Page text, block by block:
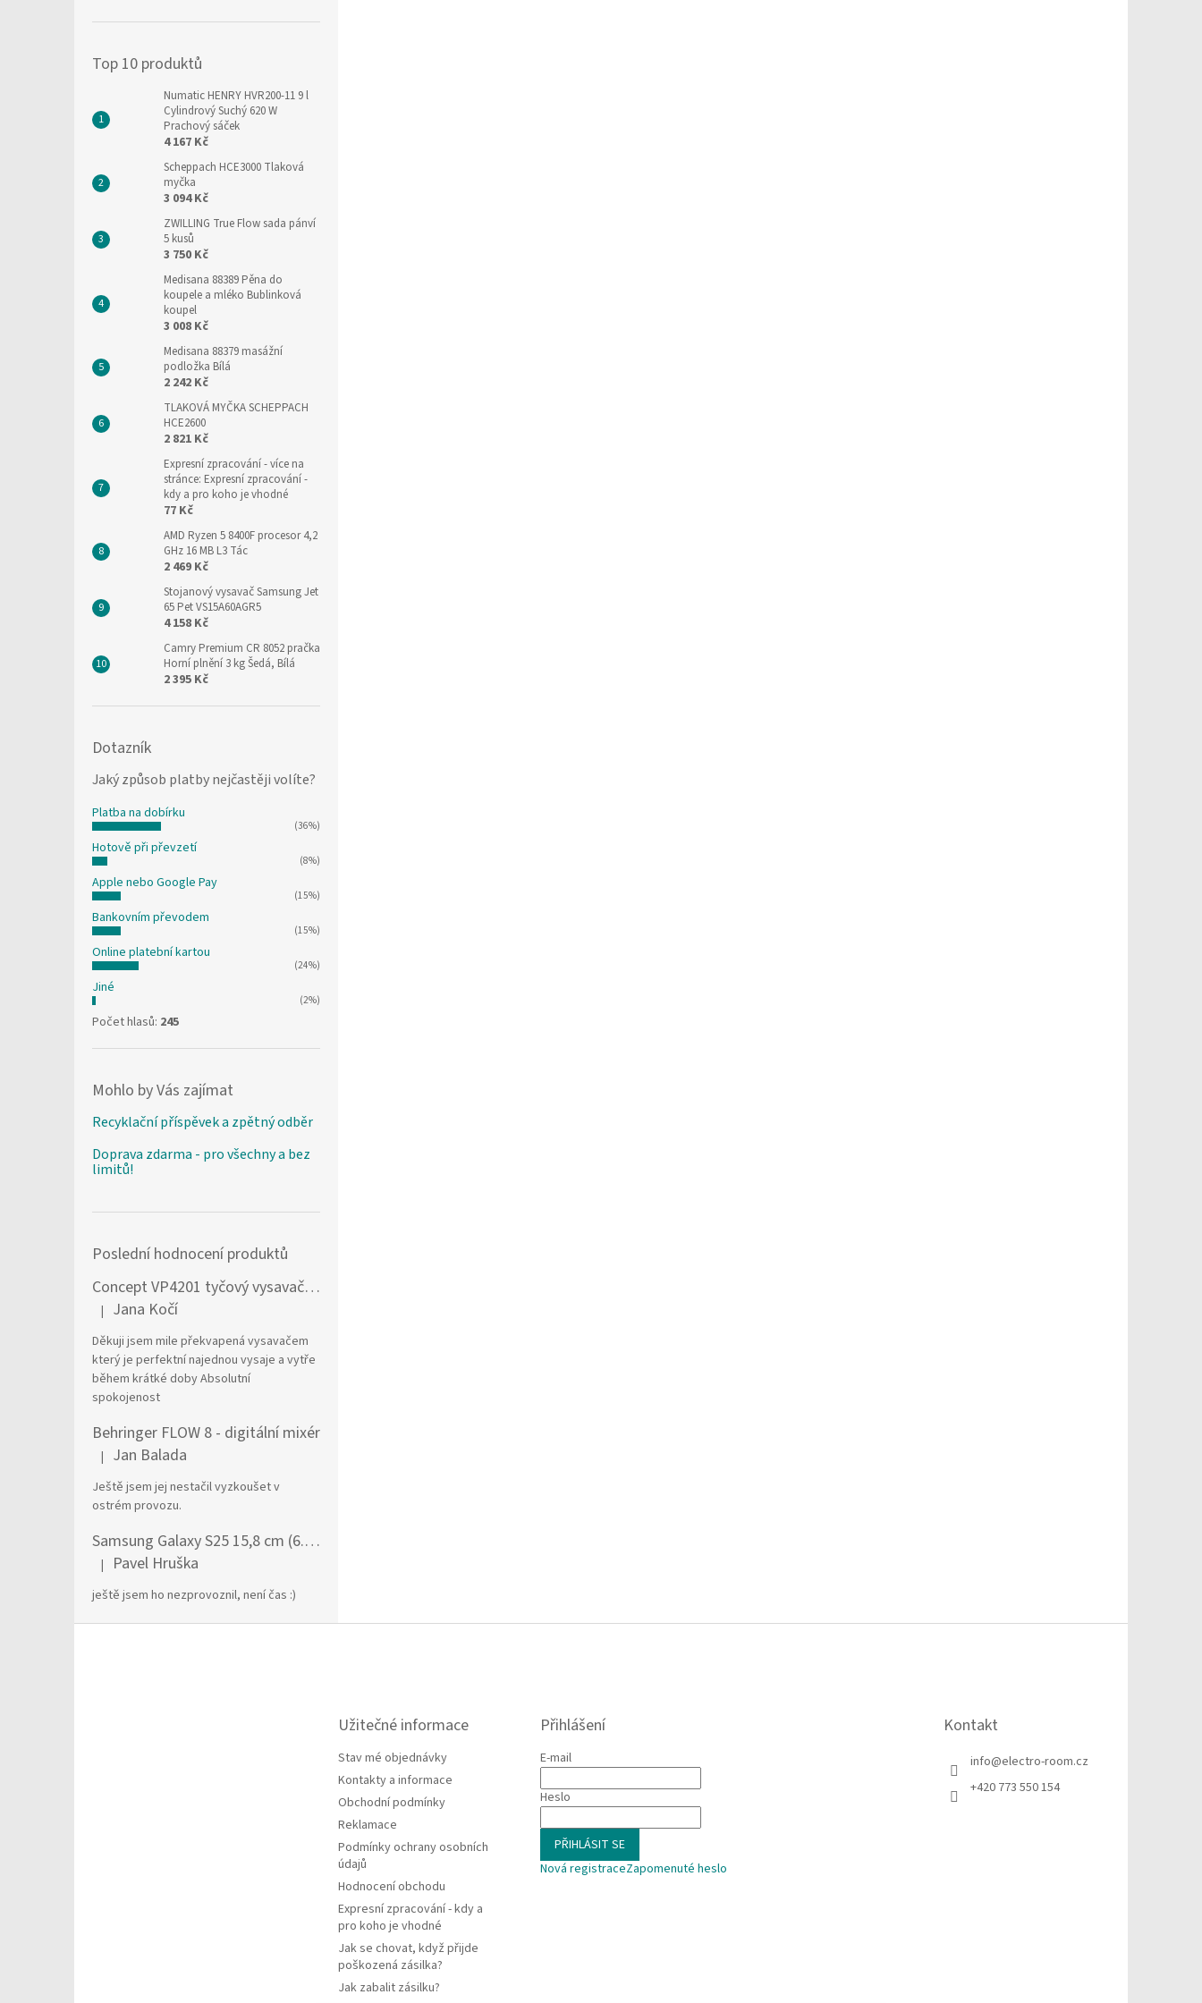
Top 10 produktů
Numatic HENRY HVR200-11 9 l
Cylindrový Suchý 620 W
Prachový sáček
4 167 Kč
Scheppach HCE3000 Tlaková
myčka
3 094 Kč
ZWILLING True Flow sada pánví
5 kusů
3 750 Kč
Medisana 88389 Pěna do
koupele a mléko Bublinková
koupel
3 008 Kč
Medisana 88379 masážní
podložka Bílá
2 242 Kč
TLAKOVÁ MYČKA SCHEPPACH
HCE2600
2 821 Kč
Expresní zpracování- více na
stránce: Expresní zpracování -
kdy a pro koho je vhodné
77 Kč
AMD Ryzen 5 8400F procesor 4,2
GHz 16 MB L3 Tác
2 469 Kč
Stojanový vysavač Samsung Jet
65 Pet VS15A60AGR5
4 158 Kč
Camry Premium CR 8052 pračka
Horní plnění 3 kg Šedá, Bílá
2 395 Kč
Dotazník
Jaký způsob platby nejčastěji volíte?
Platba na dobírku
(36%)
Hotově při převzetí
(8%)
Apple nebo Google Pay
(15%)
Bankovním převodem
(15%)
Online platební kartou
(24%)
Jiné
(2%)
Počet hlasů: 245
Mohlo by Vás zajímat
Recyklační příspěvek a zpětný odběr
Doprava zdarma - pro všechny a bez
limitů!
Poslední hodnocení produktů
Concept VP4201 tyčový vysavač / elektrický smeták Tyčový vysavač 2 v 1 AC Suché a mokré Bezsáčkové 0,6 l 90 W Černá, Stříbrná
Hodnocení produktu je 5 z 5 hvězdiček.
| Jana Kočí
Děkuji jsem mile překvapená vysavačem
který je perfektní najednou vysaje a vytře
během krátké doby Absolutní
spokojenost
Behringer FLOW 8 - digitální mixér
Hodnocení produktu je 5 z 5 hvězdiček.
| Jan Balada
Ještě jsem jej nestačil vyzkoušet v
ostrém provozu.
Samsung Galaxy S25 15,8 cm (6.2") Dual SIM Android 15 5G USB typu C 12 GB 256 GB 4000 mAh Námořnická modrá
Hodnocení produktu je 1 z 5 hvězdiček.
| Pavel Hruška
ještě jsem ho nezprovoznil, není čas :)
Užitečné informace
Stav mé objednávky
Kontakty a informace
Obchodní podmínky
Reklamace
Podmínky ochrany osobních
údajů
Hodnocení obchodu
Expresní zpracování - kdy a
pro koho je vhodné
Jak se chovat, když přijde
poškozená zásilka?
Jak zabalit zásilku?
Přihlášení
E-mail
Heslo
PŘIHLÁSIT SE
Nová registraceZapomenuté heslo
Kontakt
info@electro-room.cz
+420 773 550 154